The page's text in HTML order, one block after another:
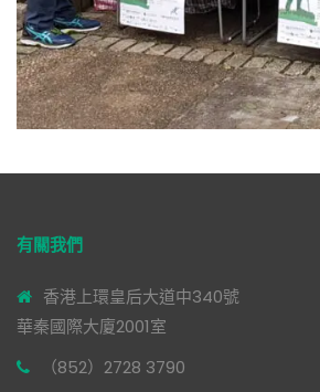
有關我們
香港上環皇后大道中340號
華秦國際大廈2001室
（852）2728 3790